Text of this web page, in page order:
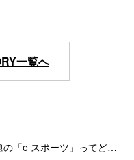
話題の「e スポーツ」ってどんな感じ？e スポーツ大会に集まる人に聞いてみました！
一覧へ